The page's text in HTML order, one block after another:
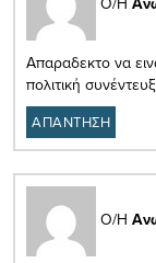
Απαραδεκτο να
πολιτική
ΑΠΑΝΤΗΣΗ
Ο/Η